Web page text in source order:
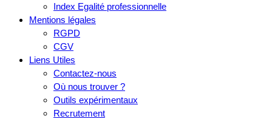
Index Egalité professionnelle
Mentions légales
RGPD
CGV
Liens Utiles
Contactez-nous
Où nous trouver ?
Outils expérimentaux
Recrutement